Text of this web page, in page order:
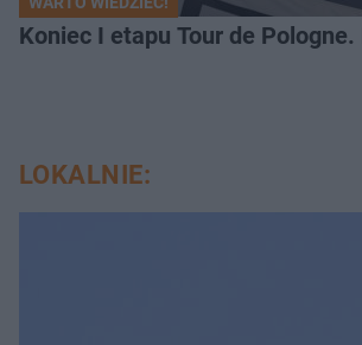
Koniec I etapu Tour de
LOKALNIE: